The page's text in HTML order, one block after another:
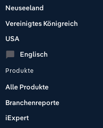
Neuseeland
Vereinigtes Königreich
USA
chat_bubble Englisch
Produkte
Alle Produkte
Branchenreporte
iExpert